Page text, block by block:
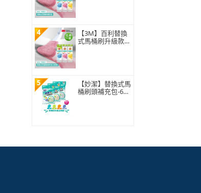
4
【3M】百利替換
式馬桶刷升級款
5
【妙潔】替換式馬
桶刷頭補充包-63